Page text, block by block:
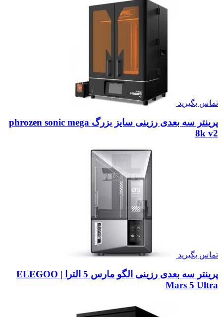
تماس بگیرید
پرینتر سه بعدی رزینی سایز بزرگ phrozen sonic mega
8k v2
تماس بگیرید
پرینتر سه بعدی رزینی الگو مارس 5 الترا | ELEGOO
Mars 5 Ultra